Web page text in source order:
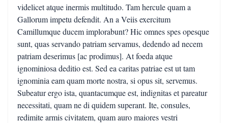
videlicet atque inermis multitudo. Tam hercule quam a
Gallorum impetu defendit. An a Veiis exercitum
Camillumque ducem implorabunt? Hic omnes spes opesque
sunt, quas servando patriam servamus, dedendo ad necem
patriam deserimus [ac prodimus]. At foeda atque
ignominiosa deditio est. Sed ea caritas patriae est ut tam
ignominia eam quam morte nostra, si opus sit, servemus.
Subeatur ergo ista, quantacumque est, indignitas et pareatur
necessitati, quam ne di quidem superant. Ite, consules,
redimite armis civitatem, quam auro maiores vestri